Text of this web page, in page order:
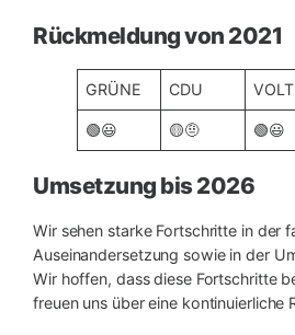
Rückmeldung von 2021
GRÜNE CDU VOLT
🟢😃 🟡🤨 🟢😃
Umsetzung bis 2026
Wir sehen starke Fortschritte in der
Auseinandersetzung sowie in der
Wir hoffen, dass diese Fortschritte
freuen uns über eine kontinuierliche